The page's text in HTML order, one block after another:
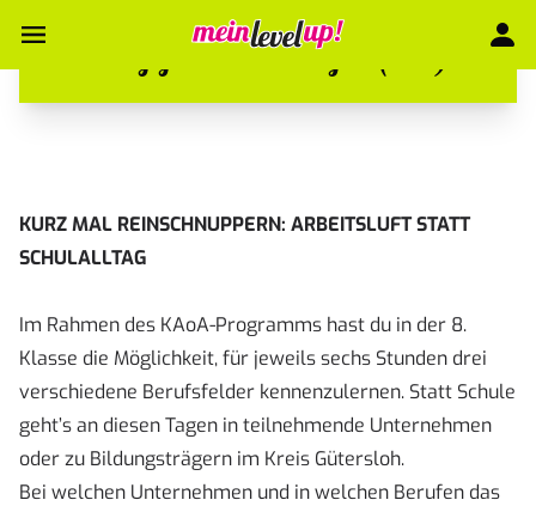
Berufsfelderkundungen (BFE)
KURZ MAL REINSCHNUPPERN: ARBEITSLUFT STATT
SCHULALLTAG
Im Rahmen des KAoA-Programms hast du in der 8.
Klasse die Möglichkeit, für jeweils sechs Stunden drei
verschiedene Berufsfelder kennenzulernen. Statt Schule
geht’s an diesen Tagen in teilnehmende Unternehmen
oder zu Bildungsträgern im Kreis Gütersloh.
Bei welchen Unternehmen und in welchen Berufen das